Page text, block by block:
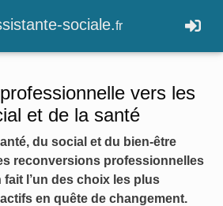
sociale.fr
vers les
et de la santé
du social et du bien-être
reconversions professionnelles
fait l’un des choix les plus
en quête de changement.